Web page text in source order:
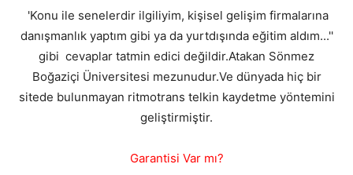
'Konu ile senelerdir ilgiliyim, kişisel gelişim firmalarına
danışmanlık yaptım gibi ya da yurtdışında eğitim aldım...''
gibi cevaplar tatmin edici değildir.Atakan Sönmez
Boğaziçi Üniversitesi mezunudur.Ve dünyada hiç bir
sitede bulunmayan ritmotrans telkin kaydetme yöntemini
geliştirmiştir.
Garantisi Var mı?